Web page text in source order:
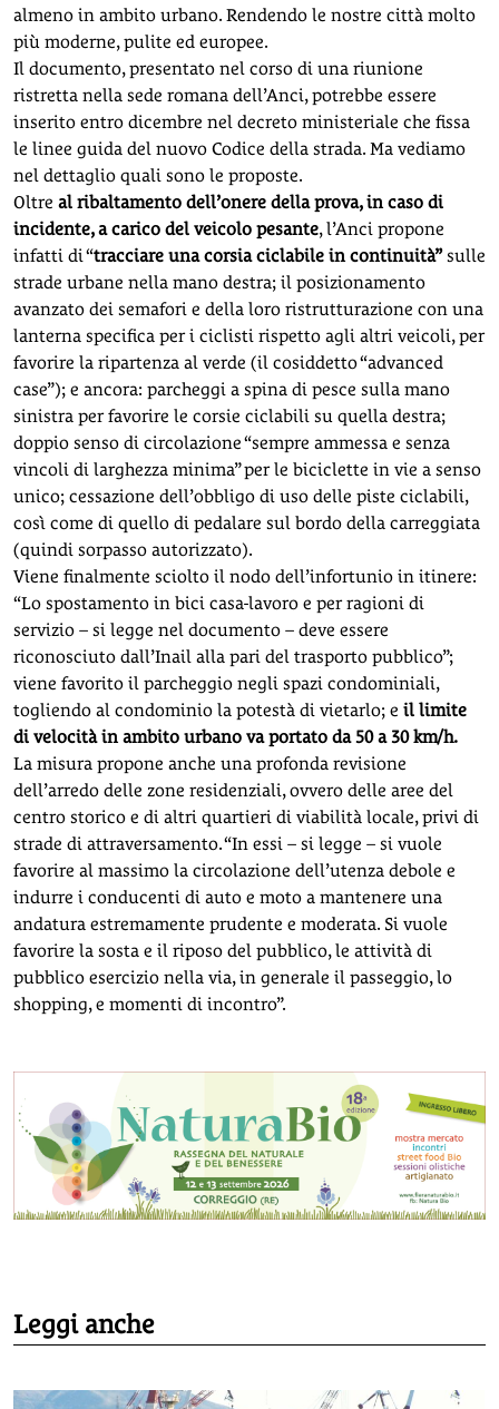
almeno in ambito urbano. Rendendo le nostre città molto
più moderne, pulite ed europee.
Il documento, presentato nel corso di una riunione
ristretta nella sede romana dell’Anci, potrebbe essere
inserito entro dicembre nel decreto ministeriale che fissa
le linee guida del nuovo Codice della strada. Ma vediamo
nel dettaglio quali sono le proposte.
Oltre al ribaltamento dell’onere della prova, in caso di
incidente, a carico del veicolo pesante, l’Anci propone
infatti di “tracciare una corsia ciclabile in continuità”sulle
strade urbane nella mano destra; il posizionamento
avanzato dei semafori e della loro ristrutturazione con una
lanterna specifica per i ciclisti rispetto agli altri veicoli, per
favorire la ripartenza al verde (il cosiddetto “advanced
case”); e ancora: parcheggi a spina di pesce sulla mano
sinistra per favorire le corsie ciclabili su quella destra;
doppio senso di circolazione “sempre ammessa e senza
vincoli di larghezza minima” per le biciclette in vie a senso
unico; cessazione dell’obbligo di uso delle piste ciclabili,
così come di quello di pedalare sul bordo della carreggiata
(quindi sorpasso autorizzato).
Viene finalmente sciolto il nodo dell’infortunio in itinere:
“Lo spostamento in bici casa-lavoro e per ragioni di
servizio – si legge nel documento – deve essere
riconosciuto dall’Inail alla pari del trasporto pubblico”;
viene favorito il parcheggio negli spazi condominiali,
togliendo al condominio la potestà di vietarlo; e il limite
di velocità in ambito urbano va portato da 50 a 30 km/h.
La misura propone anche una profonda revisione
dell’arredo delle zone residenziali, ovvero delle aree del
centro storico e di altri quartieri di viabilità locale, privi di
strade di attraversamento. “In essi – si legge – si vuole
favorire al massimo la circolazione dell’utenza debole e
indurre i conducenti di auto e moto a mantenere una
andatura estremamente prudente e moderata. Si vuole
favorire la sosta e il riposo del pubblico, le attività di
pubblico esercizio nella via, in generale il passeggio, lo
shopping, e momenti di incontro”.
Leggi anche